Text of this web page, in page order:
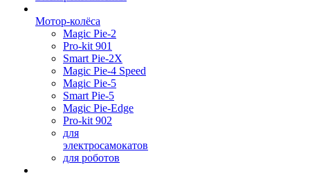
Мотор-колёса
Magic Pie-2
Pro-kit 901
Smart Pie-2X
Magic Pie-4 Speed
Magic Pie-5
Smart Pie-5
Magic Pie-Edge
Pro-kit 902
для
электросамокатов
для роботов